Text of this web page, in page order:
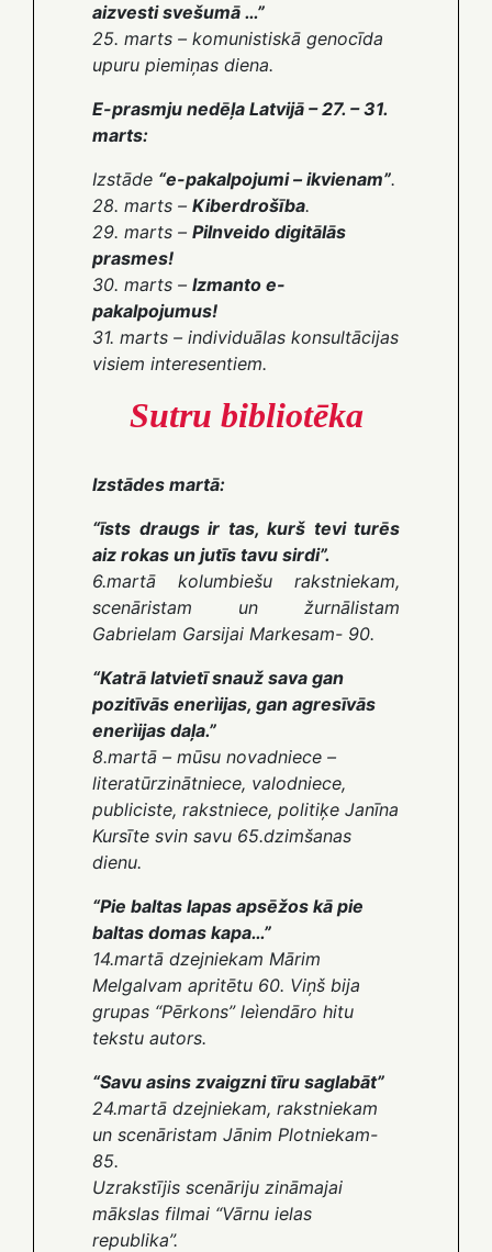
aizvesti svešumā …”
25. marts – komunistiskā genocīda
upuru piemiņas diena.
E-prasmju nedēļa Latvijā – 27. – 31.
marts:
Izstāde “e-pakalpojumi – ikvienam”.
28. marts – Kiberdrošība.
29. marts – Pilnveido digitālās
prasmes!
30. marts – Izmanto e-
pakalpojumus!
31. marts – individuālas konsultācijas
visiem interesentiem.
Sutru bibliotēka
Izstādes martā:
“īsts draugs ir tas, kurš tevi turēs
aiz rokas un jutīs tavu sirdi”.
6.martā kolumbiešu rakstniekam,
scenāristam un žurnālistam
Gabrielam Garsijai Markesam- 90.
“Katrā latvietī snauž sava gan
pozitīvās enerìijas, gan agresīvās
enerìijas daļa.”
8.martā – mūsu novadniece –
literatūrzinātniece, valodniece,
publiciste, rakstniece, politiķe Janīna
Kursīte svin savu 65.dzimšanas
dienu.
“Pie baltas lapas apsēžos kā pie
baltas domas kapa…”
14.martā dzejniekam Mārim
Melgalvam apritētu 60. Viņš bija
grupas “Pērkons” leìendāro hitu
tekstu autors.
“Savu asins zvaigzni tīru saglabāt”
24.martā dzejniekam, rakstniekam
un scenāristam Jānim Plotniekam-
85.
Uzrakstījis scenāriju zināmajai
mākslas filmai “Vārnu ielas
republika”.